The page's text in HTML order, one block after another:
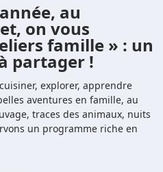
au
on vous
famille » : un
partager !
explorer, apprendre
aventures en famille, au
traces des animaux, nuits
un programme riche en